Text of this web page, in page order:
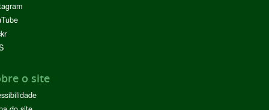
o site